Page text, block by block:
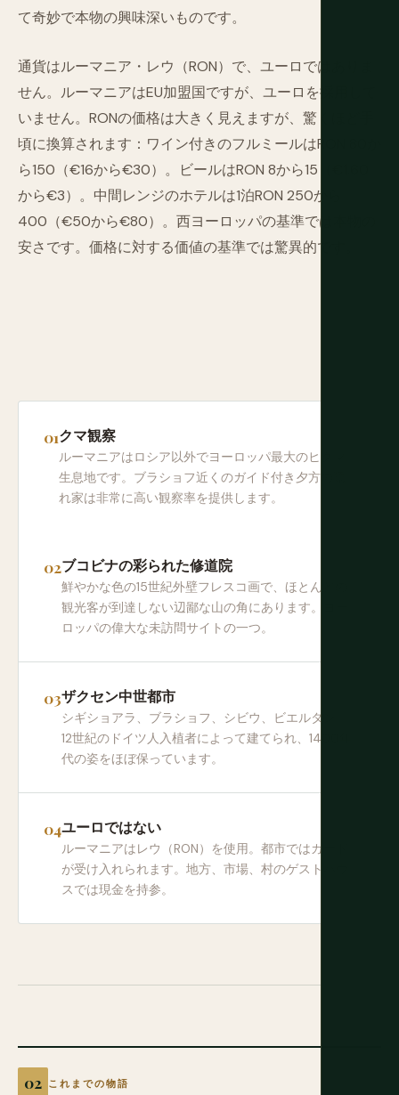
て奇妙で本物の興味深いものです。
通貨はルーマニア・レウ（RON）で、ユーロではありま
せん。ルーマニアはEU加盟国ですが、ユーロを採用して
いません。RONの価格は大きく見えますが、驚くほど手
頃に換算されます：ワイン付きのフルミールはRON 80か
ら150（€16から€30）。ビールはRON 8から15（€1.60
から€3）。中間レンジのホテルは1泊RON 250から
400（€50から€80）。西ヨーロッパの基準では本物の
安さです。価格に対する価値の基準では驚異的です。
クマ観察
ルーマニアはロシア以外でヨーロッパ最大のヒグマ
生息地です。ブラショフ近くのガイド付き夕方の隠
れ家は非常に高い観察率を提供します。
ブコビナの彩られた修道院
鮮やかな色の15世紀外壁フレスコ画で、ほとんどの
観光客が到達しない辺鄙な山の角にあります。ヨー
ロッパの偉大な未訪問サイトの一つ。
ザクセン中世都市
シギショアラ、ブラショフ、シビウ、ビエルタン。
12世紀のドイツ人入植者によって建てられ、1400年
代の姿をほぼ保っています。
ユーロではない
ルーマニアはレウ（RON）を使用。都市ではカード
が受け入れられます。地方、市場、村のゲストハウ
スでは現金を持参。
これまでの物語